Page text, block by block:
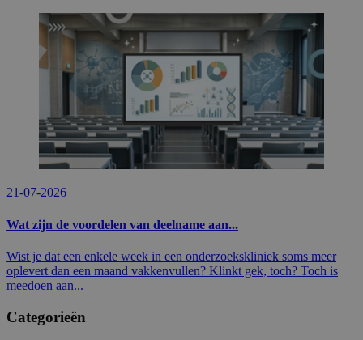
21-07-2026
Wat zijn de voordelen van deelname aan...
Wist je dat een enkele week in een onderzoekskliniek soms meer
oplevert dan een maand vakkenvullen? Klinkt gek, toch? Toch is
meedoen aan...
Categorieën